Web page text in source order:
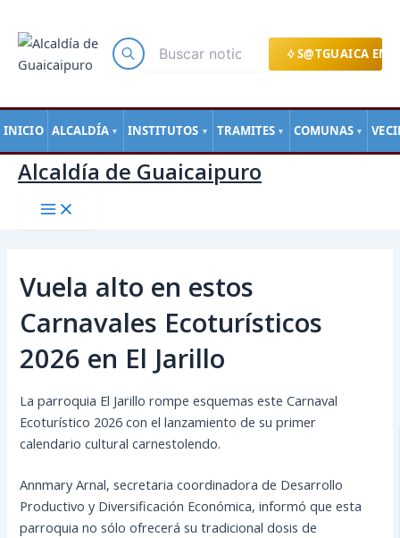
S@TGUAICA EN
INICIO ALCALDÍA ▼ INSTITUTOS ▼ TRAMITES ▼ COMUNAS ▼
contenido
Alcaldía de Guaicaipuro
Vuela alto en estos
Carnavales Ecoturísticos
2026 en El Jarillo
La parroquia El Jarillo rompe esquemas este Carnaval
Ecoturístico 2026 con el lanzamiento de su primer
calendario cultural carnestolendo.
Annmary Arnal, secretaria coordinadora de Desarrollo
Productivo y Diversificación Económica, informó que esta
parroquia no sólo ofrecerá su tradicional dosis de
de
entradas